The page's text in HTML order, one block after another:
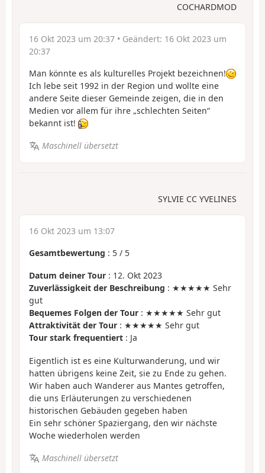
COCHARDMOD
16 Okt 2023 um 20:37 • Geändert: 16 Okt 2023 um
20:37
Man könnte es als kulturelles Projekt bezeichnen!
Ich lebe seit 1992 in der Region und wollte eine
andere Seite dieser Gemeinde zeigen, die in den
Medien vor allem für ihre „schlechten Seiten“
bekannt ist!
Maschinell übersetzt
SYLVIE CC YVELINES
16 Okt 2023 um 13:07
Gesamtbewertung : 5 / 5
Datum deiner Tour : 12. Okt 2023
Zuverlässigkeit der Beschreibung : ★★★★★ Sehr
gut
Bequemes Folgen der Tour : ★★★★★ Sehr gut
Attraktivität der Tour : ★★★★★ Sehr gut
Tour stark frequentiert : Ja
Eigentlich ist es eine Kulturwanderung, und wir
hatten übrigens keine Zeit, sie zu Ende zu gehen.
Wir haben auch Wanderer aus Mantes getroffen,
die uns Erläuterungen zu verschiedenen
historischen Gebäuden gegeben haben
Ein sehr schöner Spaziergang, den wir nächste
Woche wiederholen werden
Maschinell übersetzt